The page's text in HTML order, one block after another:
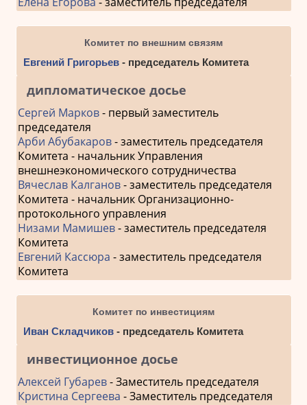
Комитет по внешним связям
Евгений Григорьев- председатель Комитета
дипломатическое досье
Сергей Марков- первый заместитель
председателя
Арби Абубакаров- заместитель председателя
Комитета - начальник Управления
внешнеэкономического сотрудничества
Вячеслав Калганов- заместитель председателя
Комитета - начальник Организационно-
протокольного управления
Низами Мамишев- заместитель председателя
Комитета
Евгений Кассюра - заместитель председателя
Комитета
Комитет по инвестициям
Иван Складчиков- председатель Комитета
инвестиционное досье
Алексей Губарев- Заместитель председателя
Кристина Сергеева - Заместитель председателя